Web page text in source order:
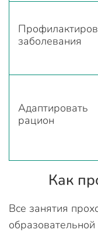
заболевания
Адаптировать
рацион
Как
Все занятия